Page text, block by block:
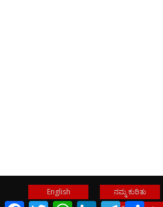
English ನಮ್ಮ ಕುರಿತು